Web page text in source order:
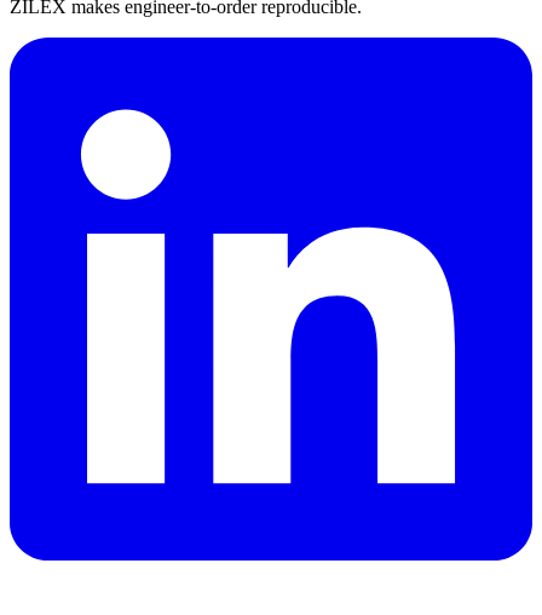
ZILEX makes engineer-to-order reproducible.